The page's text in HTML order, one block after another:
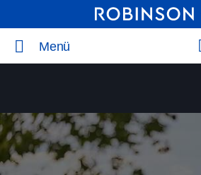
Menü